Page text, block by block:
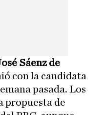
Sáenz de
con la candidata
pasada. Los
propuesta de